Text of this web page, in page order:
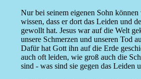
Nur bei seinem eigenen Sohn können
wissen, dass er dort das Leiden und
gewollt hat. Jesus war auf die Welt
unsere Schmerzen und unseren Tod
Dafür hat Gott ihn auf die Erde
auch oft leiden, wie groß auch die
sind - was sind sie gegen das Leiden